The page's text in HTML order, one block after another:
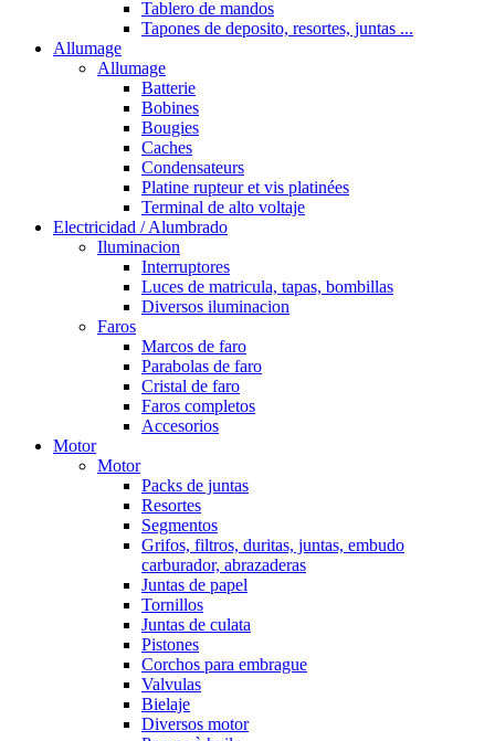
Tablero de mandos
Tapones de deposito, resortes, juntas ...
Allumage
Allumage
Batterie
Bobines
Bougies
Caches
Condensateurs
Platine rupteur et vis platinées
Terminal de alto voltaje
Electricidad / Alumbrado
Iluminacion
Interruptores
Luces de matricula, tapas, bombillas
Diversos iluminacion
Faros
Marcos de faro
Parabolas de faro
Cristal de faro
Faros completos
Accesorios
Motor
Motor
Packs de juntas
Resortes
Segmentos
Grifos, filtros, duritas, juntas, embudo
carburador, abrazaderas
Juntas de papel
Tornillos
Juntas de culata
Pistones
Corchos para embrague
Valvulas
Bielaje
Diversos motor